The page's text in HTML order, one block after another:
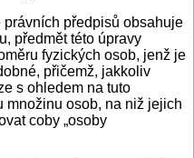
předpisů obsahuje
předmět této úpravy
fyzických osob, jenž je
přičemž, jakkoliv
s ohledem na tuto
množinu osob, na niž jejich
coby „osoby